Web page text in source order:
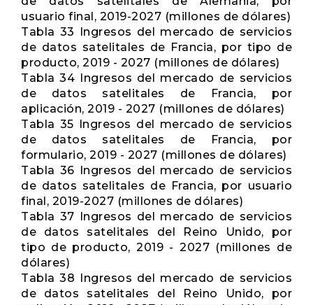
usuario final, 2019-2027 (millones de dólares)
Tabla 33 Ingresos del mercado de servicios
de datos satelitales de Francia, por tipo de
producto, 2019 - 2027 (millones de dólares)
Tabla 34 Ingresos del mercado de servicios
de datos satelitales de Francia, por
aplicación, 2019 - 2027 (millones de dólares)
Tabla 35 Ingresos del mercado de servicios
de datos satelitales de Francia, por
formulario, 2019 - 2027 (millones de dólares)
Tabla 36 Ingresos del mercado de servicios
de datos satelitales de Francia, por usuario
final, 2019-2027 (millones de dólares)
Tabla 37 Ingresos del mercado de servicios
de datos satelitales del Reino Unido, por
tipo de producto, 2019 - 2027 (millones de
dólares)
Tabla 38 Ingresos del mercado de servicios
de datos satelitales del Reino Unido, por